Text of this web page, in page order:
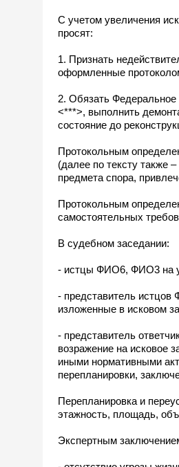
С учетом увеличения
просят:
1. Признать
оформленные
2. Обязать
<***>, выполнить
состояние до
Протокольным
(далее по тексту также
предмета спора,
Протокольным
самостоятельных
В судебном заседании:
- истцы ФИО6, ФИО3 на
- представитель
изложенные в исковом
- представитель
возражение на исковое
иными нормативными
перепланировки,
Перепланировка и
этажность, площадь,
Экспертным